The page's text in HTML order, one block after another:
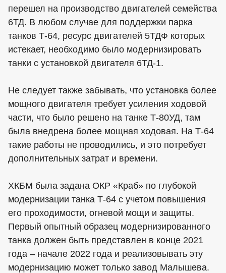
перешел на производство двигателей семейства
6ТД. В любом случае для поддержки парка
танков Т-64, ресурс двигателей 5ТДФ которых
истекает, необходимо было модернизировать
танки с установкой двигателя 6ТД-1.
Не следует также забывать, что установка более
мощного двигателя требует усиления ходовой
части, что было решено на танке Т-80УД, там
была внедрена более мощная ходовая. На Т-64
такие работы не проводились, и это потребует
дополнительных затрат и времени.
ХКБМ была задана ОКР «Краб» по глубокой
модернизации танка Т-64 с учетом повышения
его проходимости, огневой мощи и защиты.
Первый опытный образец модернизированного
танка должен быть представлен в конце 2021
года – начале 2022 года и реализовывать эту
модернизацию может только завод Малышева.